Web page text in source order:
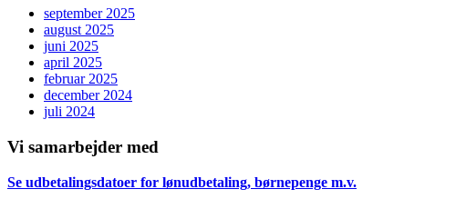
september 2025
august 2025
juni 2025
april 2025
februar 2025
december 2024
juli 2024
Vi samarbejder med
Se udbetalingsdatoer for lønudbetaling, børnepenge m.v.